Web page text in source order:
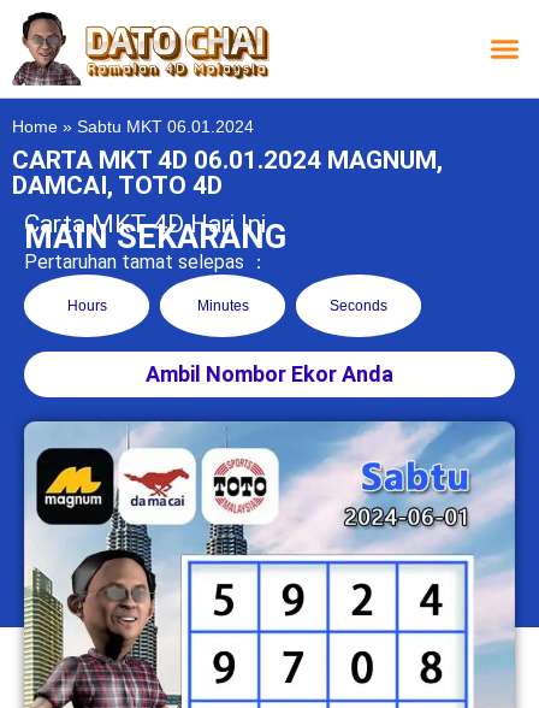
Home » Sabtu MKT 06.01.2024
CARTA MKT 4D 06.01.2024 MAGNUM,
DAMCAI, TOTO 4D
Carta MKT 4D Hari Ini
MAIN SEKARANG
Pertaruhan tamat selepas ：
Hours Minutes Seconds
Ambil Nombor Ekor Anda